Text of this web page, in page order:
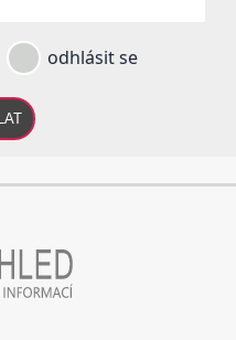
odhlásit se